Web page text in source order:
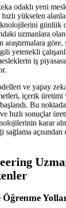
odaklı yeni
yükselen
günlük
uzmanlara
araştırmalara
yetenekli
iş
ve yapay
içerik
Bu
hızlı sonuçlar
karar